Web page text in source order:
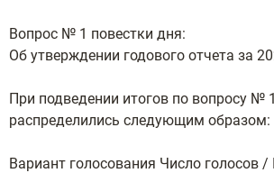
Вопрос № 1 повестки дня:
Об утверждении годового отчета за
При подведении итогов по вопросу №
распределились следующим образом:
Вариант голосования Число голосов